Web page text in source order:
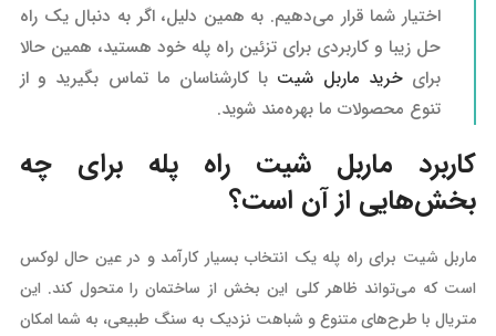
اختیار شما قرار می‌دهیم. به همین دلیل، اگر به دنبال یک راه
حل زیبا و کاربردی برای تزئین راه پله خود هستید، همین حالا
برایخرید ماربل شیت با کارشناسان ما تماس بگیرید و از
تنوع محصولات ما بهره‌مند شوید.
کاربرد ماربل شیت راه پله برای چه
بخش‌هایی از آن است؟
ماربل شیت برای راه پله یک انتخاب بسیار کارآمد و در عین حال لوکس
است که می‌تواند ظاهر کلی این بخش از ساختمان را متحول کند. این
متریال با طرح‌های متنوع و شباهت نزدیک به سنگ طبیعی، به شما امکان